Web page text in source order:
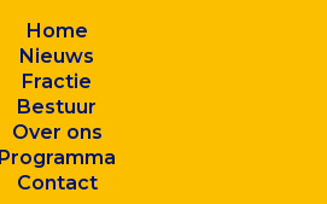
Home
Nieuws
Fractie
Bestuur
Over ons
Programma
Contact